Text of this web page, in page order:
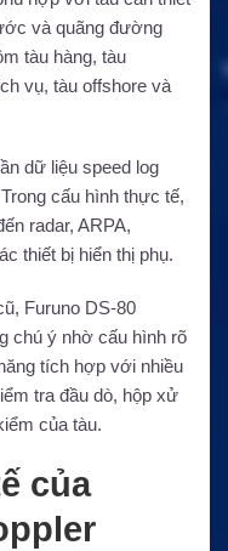
và quãng đường
tàu hàng, tàu
vụ, tàu offshore và
dữ liệu speed log
cấu hình thực tế,
radar, ARPA,
thiết bị hiển thị phụ.
Furuno DS-80
chú ý nhờ cấu hình rõ
tích hợp với nhiều
tra đầu dò, hộp xử
của tàu.
của